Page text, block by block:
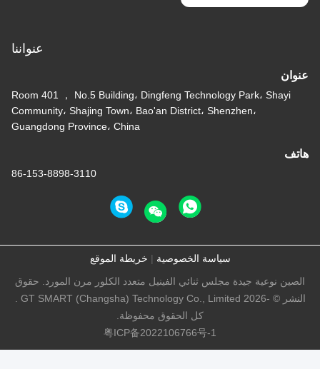
عنواننا
عنوان
Room 401 ， No.5 Building، Dingfeng Technology Park، Shayi
Community، Shajing Town، Bao'an District، Shenzhen،
Guangdong Province، China
هاتف
86-153-8898-3110
سياسة الخصوصية| خريطة الموقع
الصين نوعية جيدة مجلس ثنائي الفينيل متعدد الكلور مرن المورد. حقوق
النشر © -2026 GT SMART (Changsha) Technology Co., Limited .
كل الحقوق محفوظة.
粤ICP备2022106766号-1